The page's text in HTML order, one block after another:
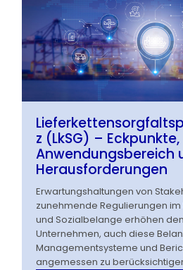
z (LkSG) – Eckpunkte,
Anwendungsbereich
Herausforderungen
Erwartungshaltungen von
zunehmende Regulierungen
und Sozialbelange erhöhen
Unternehmen, auch diese
Managementsysteme und
angemessen zu